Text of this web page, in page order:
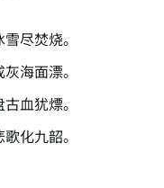
尽焚烧。
海面漂。
血犹熛。
化九韶。